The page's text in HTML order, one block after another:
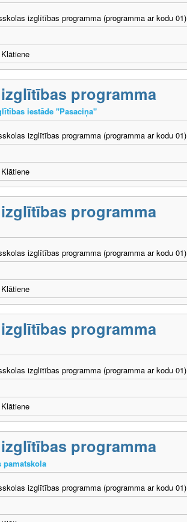
izglītības programma (programma ar kodu 01)
Klātiene
programma
iestāde "Pasaciņa"
izglītības programma (programma ar kodu 01)
Klātiene
programma
izglītības programma (programma ar kodu 01)
Klātiene
programma
izglītības programma (programma ar kodu 01)
Klātiene
programma
pamatskola
izglītības programma (programma ar kodu 01)